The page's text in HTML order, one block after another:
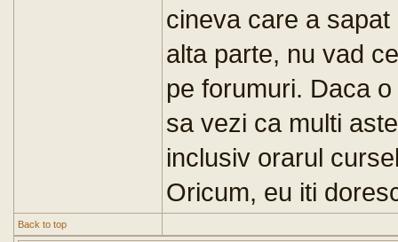
cineva care a
alta parte, nu vad
pe forumuri. Daca
sa vezi ca multi
inclusiv orarul
Oricum, eu iti
Back to top